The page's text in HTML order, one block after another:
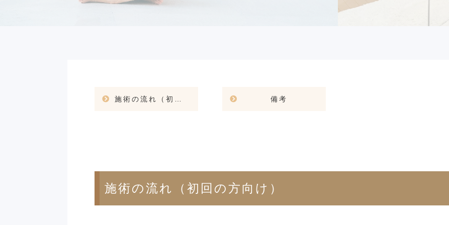
施術の流れ（初回の方向け） 備考
施術の流れ（初回の方向け）